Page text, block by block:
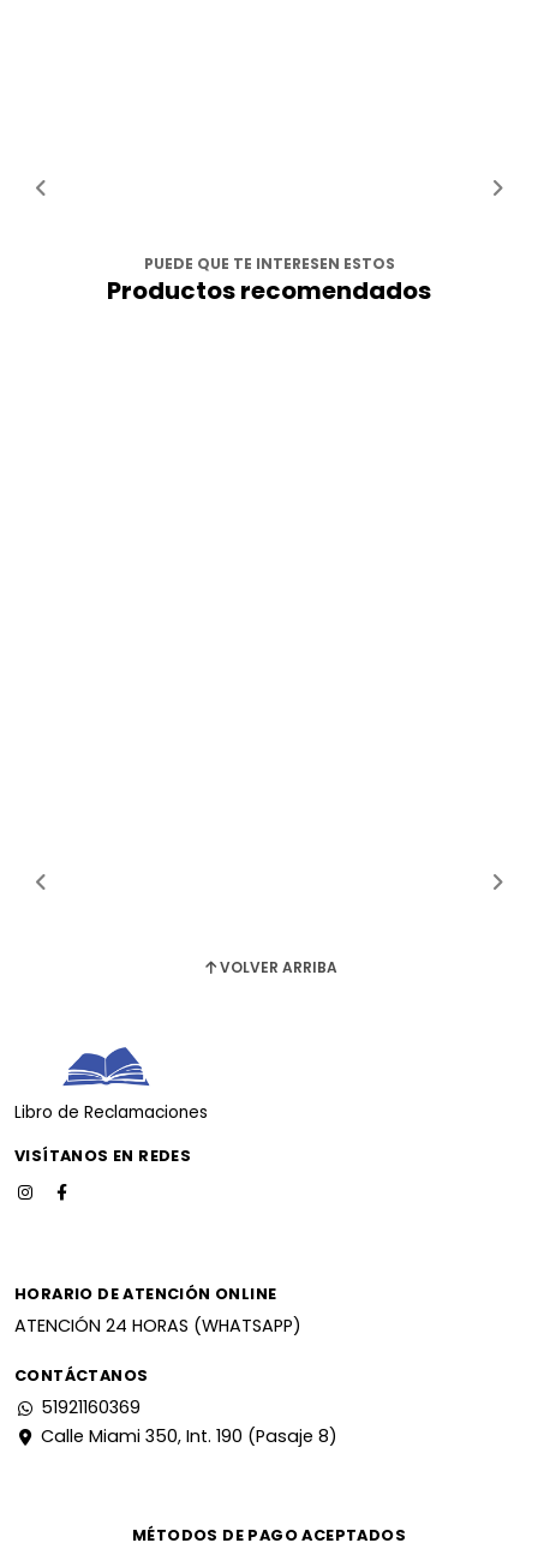
PUEDE QUE TE INTERESEN ESTOS
Productos recomendados
VOLVER ARRIBA
Libro de Reclamaciones
VISÍTANOS EN REDES
HORARIO DE ATENCIÓN ONLINE
ATENCIÓN 24 HORAS (WHATSAPP)
CONTÁCTANOS
51921160369
Calle Miami 350, Int. 190 (Pasaje 8)
MÉTODOS DE PAGO ACEPTADOS